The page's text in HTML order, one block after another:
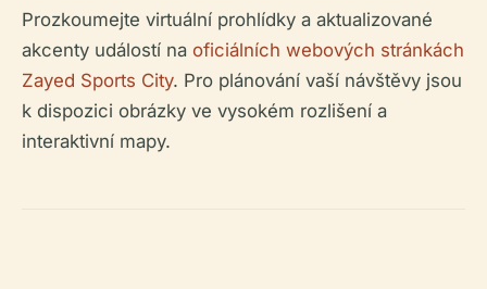
Prozkoumejte virtuální prohlídky a aktualizované
akcenty událostí na oficiálních webových stránkách
Zayed Sports City. Pro plánování vaší návštěvy jsou
k dispozici obrázky ve vysokém rozlišení a
interaktivní mapy.